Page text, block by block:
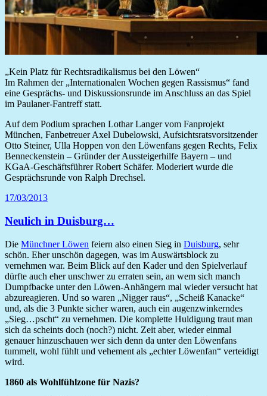
„Kein Platz für Rechtsradikalismus bei den Löwen“
Im Rahmen der „Internationalen Wochen gegen Rassismus“ fand
eine Gesprächs- und Diskussionsrunde im Anschluss an das Spiel
im Paulaner-Fantreff statt.
Auf dem Podium sprachen Lothar Langer vom Fanprojekt
München, Fanbetreuer Axel Dubelowski, Aufsichtsratsvorsitzender
Otto Steiner, Ulla Hoppen von den Löwenfans gegen Rechts, Felix
Benneckenstein – Gründer der Aussteigerhilfe Bayern – und
KGaA-Geschäftsführer Robert Schäfer. Moderiert wurde die
Gesprächsrunde von Ralph Drechsel.
17/03/2013
Neulich in Duisburg…
Die Münchner Löwen feiern also einen Sieg in Duisburg, sehr
schön. Eher unschön dagegen, was im Auswärtsblock zu
vernehmen war. Beim Blick auf den Kader und den Spielverlauf
dürfte auch eher unschwer zu erraten sein, an wem sich manch
Dumpfbacke unter den Löwen-Anhängern mal wieder versucht hat
abzureagieren. Und so waren „Nigger raus“, „Scheiß Kanacke“
und, als die 3 Punkte sicher waren, auch ein augenzwinkerndes
„Sieg…pscht“ zu vernehmen. Die komplette Huldigung traut man
sich da scheints doch (noch?) nicht. Zeit aber, wieder einmal
genauer hinzuschauen wer sich denn da unter den Löwenfans
tummelt, wohl fühlt und vehement als „echter Löwenfan“ verteidigt
wird.
1860 als Wohlfühlzone für Nazis?